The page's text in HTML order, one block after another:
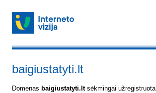
baigiustatyti.lt
Domenas baigiustatyti.ltsėkmingai